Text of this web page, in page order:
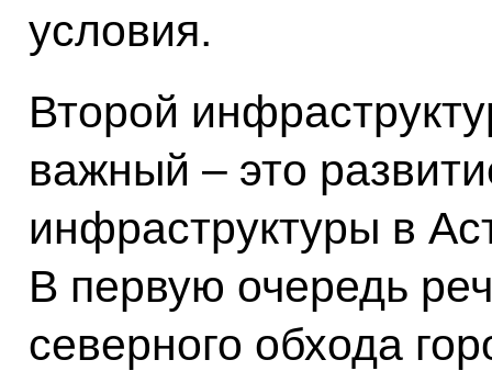
условия.
Второй
важный – это
инфраструктуры в
В первую очередь
северного обхода